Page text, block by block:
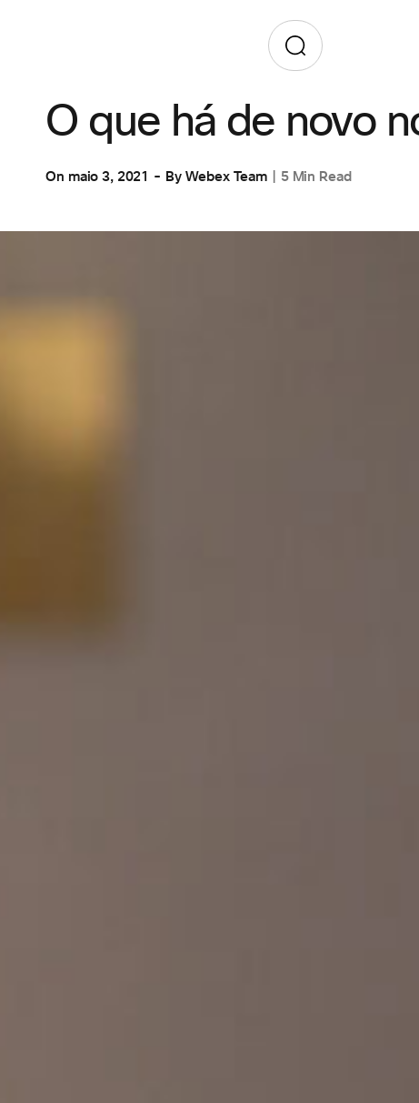
O que há de novo
On maio 3, 2021 By Webex Team 5 Min Read